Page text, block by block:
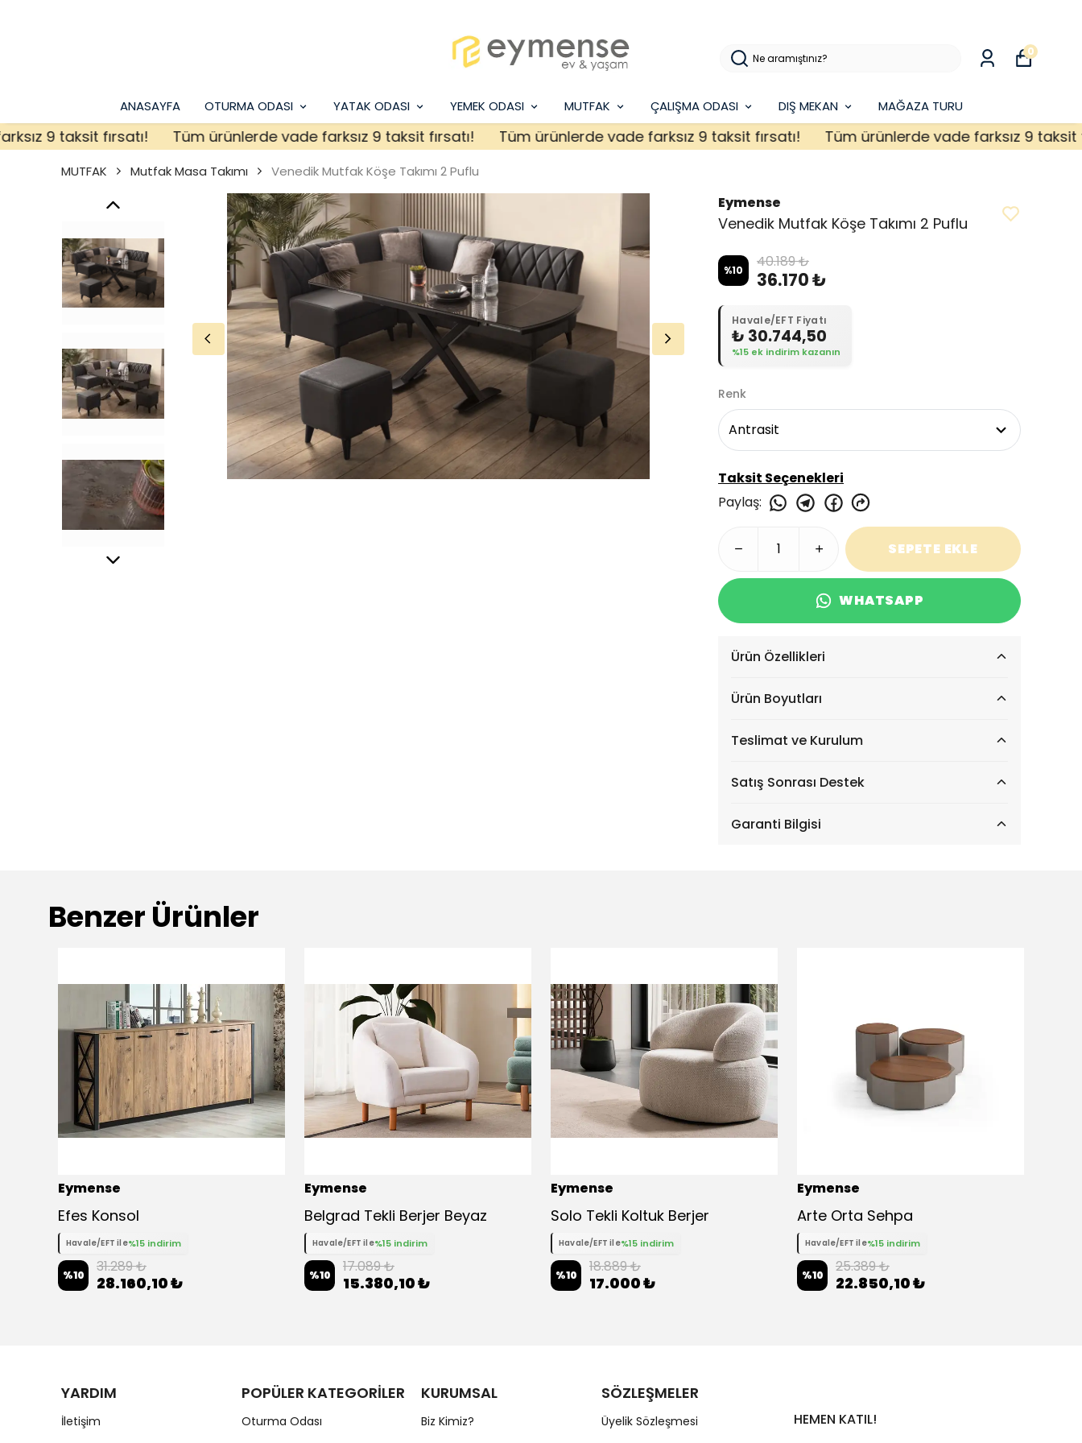
ANASAYFA OTURMA ODASI YATAK ODASI YEMEK ODASI MUTFAK ÇALIŞMA ODASI DIŞ MEKAN MAĞAZA TURU
0
9 taksit fırsatı! Tüm ürünlerde vade farksız 9 taksit fırsatı! Tüm ürünlerde vade farksız 9 taksit fırsatı! Tüm ürünlerde vade farksız 9 taksit
MUTFAK Mutfak Masa Takımı Venedik Mutfak Köşe Takımı 2 Puflu
Eymense
Venedik Mutfak Köşe Takımı 2 Puflu
%10 40.189 ₺
36.170 ₺
Havale/EFT Fiyatı
₺ 30.744,50
%15 ek indirim kazanın
Renk
Taksit Seçenekleri
Paylaş:
SEPETE EKLE
WHATSAPP
Ürün Özellikleri
Ürün Boyutları
Teslimat ve Kurulum
Satış Sonrası Destek
Garanti Bilgisi
Benzer Ürünler
Eymense
Efes Konsol
Havale/EFT ile%15 indirim
%10 31.289 ₺
28.160,10 ₺
Eymense
Belgrad Tekli Berjer Beyaz
Havale/EFT ile%15 indirim
%10 17.089 ₺
15.380,10 ₺
Eymense
Solo Tekli Koltuk Berjer
Havale/EFT ile%15 indirim
%10 18.889 ₺
17.000 ₺
Eymense
Arte Orta Sehpa
Havale/EFT ile%15 indirim
%10 25.389 ₺
22.850,10 ₺
YARDIM
İletişim
POPÜLER KATEGORİLER
Oturma Odası
KURUMSAL
Biz Kimiz?
SÖZLEŞMELER
Üyelik Sözleşmesi
HEMEN KATIL!